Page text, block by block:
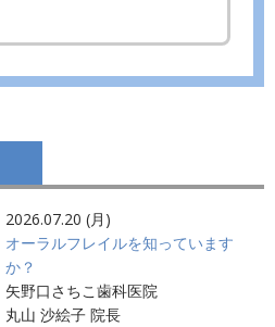
2026.07.20 (月)
オーラルフレイルを知っています
か？
矢野口さちこ歯科医院
丸山 沙絵子 院長